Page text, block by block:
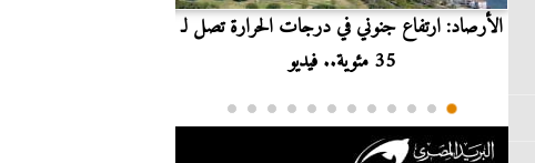
الأرصاد: ارتفاع جنوني في درجات الحرارة تصل لـ
35 مئوية.. فيديو